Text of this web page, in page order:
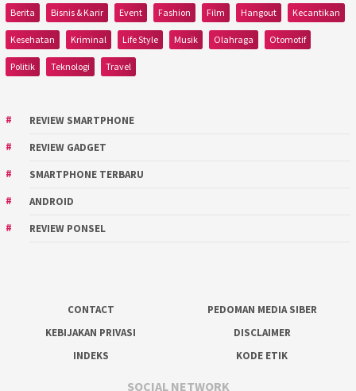
Berita Bisnis & Karir Event Fashion Film Hangout Kecantikan
Kesehatan Kriminal Life Style Musik Olahraga Otomotif
Politik Teknologi Travel
REVIEW SMARTPHONE
REVIEW GADGET
SMARTPHONE TERBARU
ANDROID
REVIEW PONSEL
CONTACT
PEDOMAN MEDIA SIBER
KEBIJAKAN PRIVASI
DISCLAIMER
INDEKS
KODE ETIK
SOCIAL NETWORK